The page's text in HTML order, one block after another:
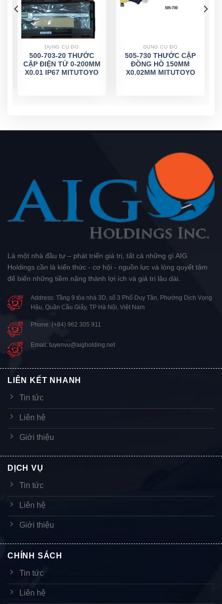
DỤNG CỤ ĐO
500-703-20 THƯỚC
CẶP ĐIỆN TỬ 0-200MM
X0.01 IP67 MITUTOYO
DỤNG CỤ ĐO
505-730 THƯỚC CẶP
ĐỒNG HỒ 150MM
X0.02MM MITUTOYO
Là một nhà đầu tư – phát triển giá trị, tất cả những gì AIG
Holdings cần là kiến thức - cơ hội - nguồn lực và lòng quyết tâm
để biến những tiềm năng thành lợi ích và giá trị lâu dài.
Address: Tầng 9 tòa nhà 3D, số 3 Phố Duy Tân, Phường Dịch Vọng
Hậu, Quận Cầu Giấy, TP Hà Nội, Việt Nam
Phone: (+84) 962 305 911
Email: tuyenvu@aigholding.net
LIÊN KẾT NHANH
Tin tức
Liên hệ
Giới thiệu
DỊCH VỤ
Tin tức
Liên hệ
Giới thiệu
CHÍNH SÁCH
Tin tức
Liên hệ